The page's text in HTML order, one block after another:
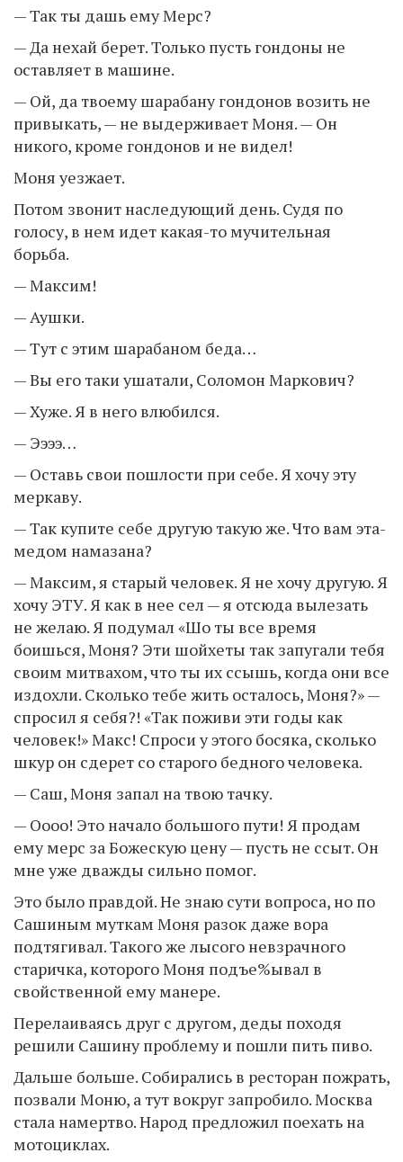
— Так ты дашь ему Мерс?
— Да нехай берет. Только пусть гондоны не
оставляет в машине.
— Ой, да твоему шарабану гондонов возить не
привыкать, — не выдерживает Моня. — Он
никого, кроме гондонов и не видел!
Моня уезжает.
Потом звонит наследующий день. Судя по
голосу, в нем идет какая-то мучительная
борьба.
— Максим!
— Аушки.
— Тут с этим шарабаном беда…
— Вы его таки ушатали, Соломон Маркович?
— Хуже. Я в него влюбился.
— Ээээ…
— Оставь свои пошлости при себе. Я хочу эту
меркаву.
— Так купите себе другую такую же. Что вам эта-
медом намазана?
— Максим, я старый человек. Я не хочу другую. Я
хочу ЭТУ. Я как в нее сел — я отсюда вылезать
не желаю. Я подумал «Шо ты все время
боишься, Моня? Эти шойхеты так запугали тебя
своим митвахом, что ты их ссышь, когда они все
издохли. Сколько тебе жить осталось, Моня?» —
спросил я себя?! «Так поживи эти годы как
человек!» Макс! Спроси у этого босяка, сколько
шкур он сдерет со старого бедного человека.
— Саш, Моня запал на твою тачку.
— Оооо! Это начало большого пути! Я продам
ему мерс за Божескую цену — пусть не ссыт. Он
мне уже дважды сильно помог.
Это было правдой. Не знаю сути вопроса, но по
Сашиным муткам Моня разок даже вора
подтягивал. Такого же лысого невзрачного
старичка, которого Моня подъе%ывал в
свойственной ему манере.
Перелаиваясь друг с другом, деды походя
решили Сашину проблему и пошли пить пиво.
Дальше больше. Собирались в ресторан пожрать,
позвали Моню, а тут вокруг запробило. Москва
стала намертво. Народ предложил поехать на
мотоциклах.